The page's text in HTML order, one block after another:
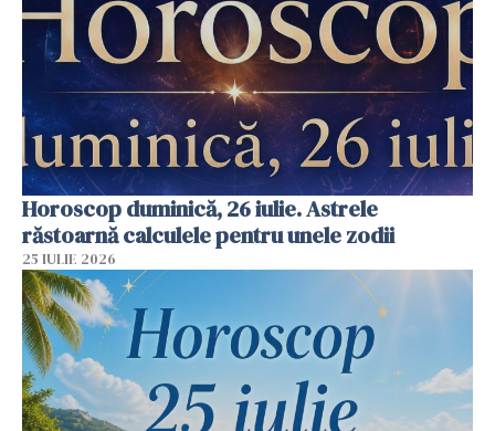
Horoscop duminică, 26 iulie. Astrele
răstoarnă calculele pentru unele zodii
25 IULIE 2026